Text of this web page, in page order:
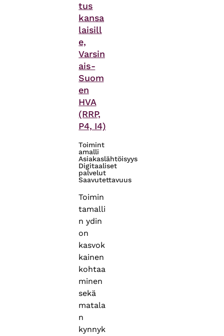
tus
kansa
laisill
e,
Varsin
ais-
Suom
en
HVA
(RRP,
P4, I4)
Toimint
amalli
Asiakaslähtöisyys
Digitaaliset
palvelut
Saavutettavuus
Toimin
tamalli
n ydin
on
kasvok
kainen
kohtaa
minen
sekä
matala
n
kynnyk